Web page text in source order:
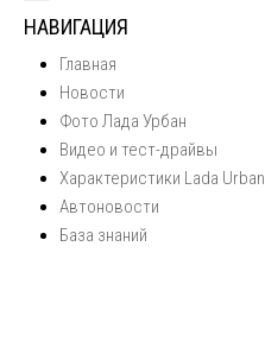
НАВИГАЦИЯ
Главная
Новости
Фото Лада Урбан
Видео и тест-драйвы
Характеристики Lada Urban
Автоновости
База знаний